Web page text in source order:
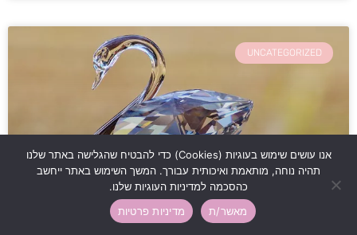
UNCATEGORIZED
אנו עושים שימוש בעוגיות (Cookies) כדי להבטיח שהגלישה באתר שלנו
תהיה נוחה, מותאמת ואיכותית עבורך. המשך השימוש באתר ייחשב
כהסכמה למדיניות העוגיות שלנו.
מאשר/ת
מדיניות פרטיות